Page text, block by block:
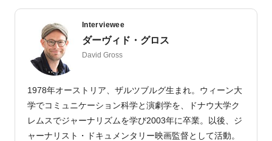
Interviewee
ダーヴィド・グロス
David Gross
1978年オーストリア、ザルツブルグ生まれ。ウィーン大
学でコミュニケーション科学と演劇学を、ドナウ大学ク
レムスでジャーナリズムを学び2003年に卒業。以後、ジ
ャーナリスト・ドキュメンタリー映画監督として活動。